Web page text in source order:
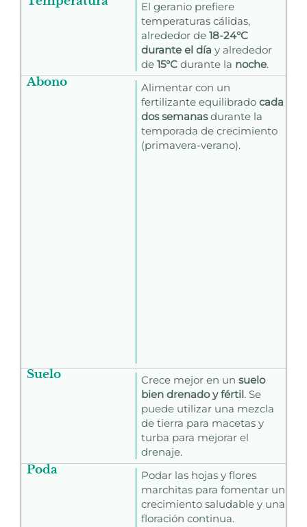
El geranio prefiere
temperaturas cálidas,
alrededor de18-24°C
durante el día y alrededor
de15°C durante la noche.
Abono
Alimentar con un
fertilizante equilibradocada
dos semanasdurante la
temporada de crecimiento
(primavera-verano).
Suelo Crece mejor en unsuelo
bien drenado y fértil. Se
puede utilizar una mezcla
de tierra para macetas y
turba para mejorar el
drenaje.
Poda
Podar las hojas y flores
marchitas para fomentar un
crecimiento saludable y una
floración continua.